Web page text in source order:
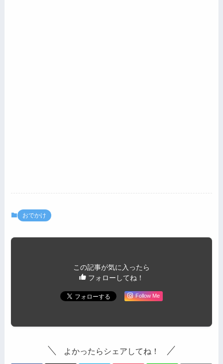
おでかけ
この記事が気に入ったら
フォローしてね！
Follow Me
よかったらシェアしてね！